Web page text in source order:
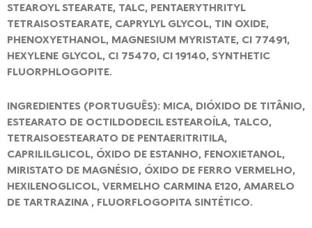
STEAROYL STEARATE, TALC, PENTAERYTHRITYL
TETRAISOSTEARATE, CAPRYLYL GLYCOL, TIN OXIDE,
PHENOXYETHANOL, MAGNESIUM MYRISTATE, CI 77491,
HEXYLENE GLYCOL, CI 75470, CI 19140, SYNTHETIC
FLUORPHLOGOPITE.
INGREDIENTES (PORTUGUÊS): MICA, DIÓXIDO DE TITÂNIO,
ESTEARATO DE OCTILDODECIL ESTEAROÍLA, TALCO,
TETRAISOESTEARATO DE PENTAERITRITILA,
CAPRILILGLICOL, ÓXIDO DE ESTANHO, FENOXIETANOL,
MIRISTATO DE MAGNÉSIO, ÓXIDO DE FERRO VERMELHO,
HEXILENOGLICOL, VERMELHO CARMINA E120, AMARELO
DE TARTRAZINA , FLUORFLOGOPITA SINTÉTICO.